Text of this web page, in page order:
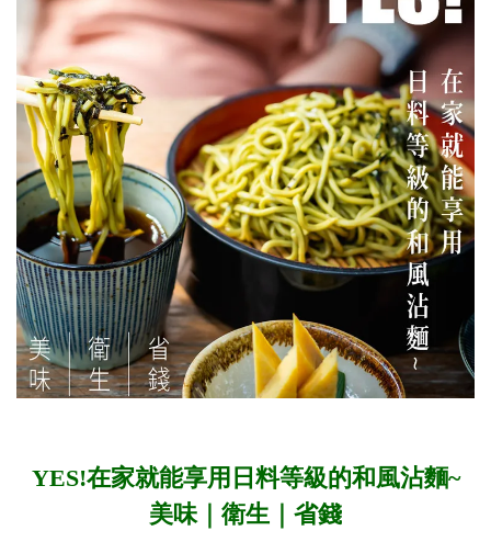
YES!在家就能享用日料等級的和風沾麵~
美味｜衛生｜省錢